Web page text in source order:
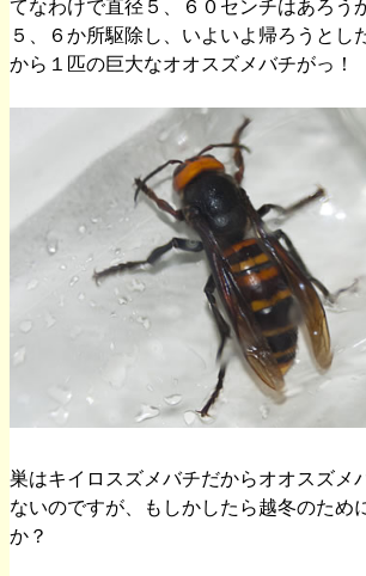
てなわけで直径５、６０センチはあろう
５、６か所駆除し、いよいよ帰ろうとし
から１匹の巨大なオオスズメバチがっ！
巣はキイロスズメバチだからオオスズメ
ないのですが、もしかしたら越冬のため
か？